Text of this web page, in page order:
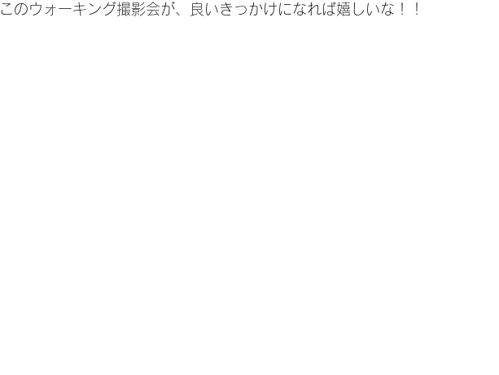
このウォーキング撮影会が、良いきっかけになれば嬉しいな！！